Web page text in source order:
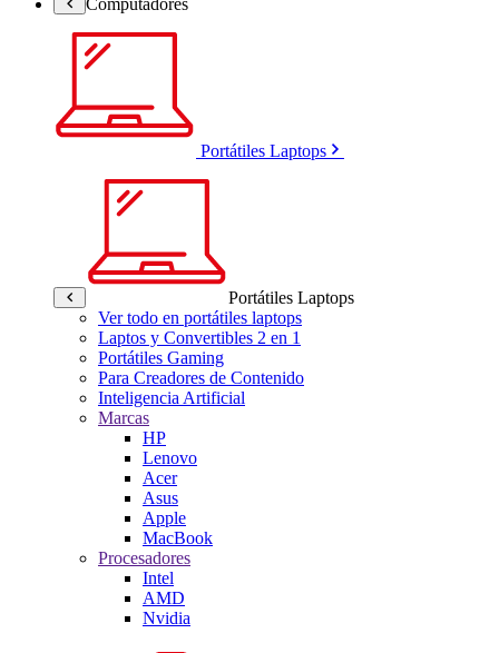
Portátiles Laptops
Portátiles Laptops
Ver todo en portátiles laptops
Laptos y Convertibles 2 en 1
Portátiles Gaming
Para Creadores de Contenido
Inteligencia Artificial
Marcas
HP
Lenovo
Acer
Asus
Apple
MacBook
Procesadores
Intel
AMD
Nvidia